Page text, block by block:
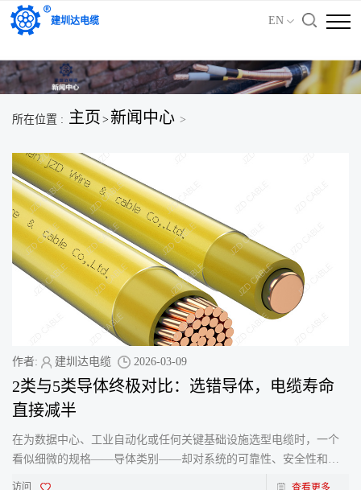
'); })();
建圳达电缆 EN
所在位置 : 主页 > 新闻中心 >
作者: 建圳达电缆 2026-03-09
2类与5类导体终极对比：选错导体，电缆寿命
直接减半
在为数据中心、工业自动化或任何关键基础设施选型电缆时，一个
看似细微的规格——导体类别——却对系统的可靠性、安全性和总
访问 查看更多